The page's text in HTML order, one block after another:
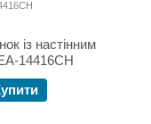
із настінним
14416CH